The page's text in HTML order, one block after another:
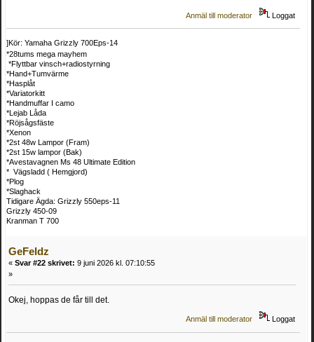
Anmäl till moderator Loggat
]Kör: Yamaha Grizzly 700Eps-14
*28tums mega mayhem
*Flyttbar vinsch+radiostyrning
*Hand+Tumvärme
*Hasplåt
*Variatorkitt
*Handmuffar I camo
*Lejab Låda
*Röjsågsfäste
*Xenon
*2st 48w Lampor (Fram)
*2st 15w lampor (Bak)
*Avestavagnen Ms 48 Ultimate Edition
* Vägsladd ( Hemgjord)
*Plog
*Slaghack
Tidigare Ägda: Grizzly 550eps-11
Grizzly 450-09
Kranman T 700
GeFeldz
« Svar #22 skrivet: 9 juni 2026 kl. 07:10:55
»
Okej, hoppas de får till det.
Anmäl till moderator Loggat